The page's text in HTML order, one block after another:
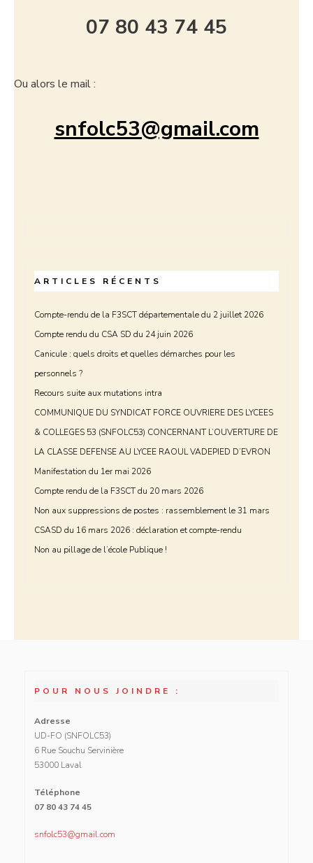
07 80 43 74 45
Ou alors le mail :
snfolc53@gmail.com
ARTICLES RÉCENTS
Compte-rendu de la F3SCT départementale du 2 juillet 2026
Compte rendu du CSA SD du 24 juin 2026
Canicule : quels droits et quelles démarches pour les
personnels ?
Recours suite aux mutations intra
COMMUNIQUE DU SYNDICAT FORCE OUVRIERE DES LYCEES
& COLLEGES 53 (SNFOLC53) CONCERNANT L’OUVERTURE DE
LA CLASSE DEFENSE AU LYCEE RAOUL VADEPIED D’EVRON
Manifestation du 1er mai 2026
Compte rendu de la F3SCT du 20 mars 2026
Non aux suppressions de postes : rassemblement le 31 mars
CSASD du 16 mars 2026 : déclaration et compte-rendu
Non au pillage de l’école Publique !
POUR NOUS JOINDRE :
Adresse
UD-FO (SNFOLC53)
6 Rue Souchu Servinière
53000 Laval
Téléphone
07 80 43 74 45
snfolc53@gmail.com